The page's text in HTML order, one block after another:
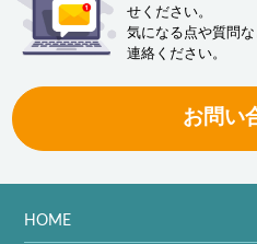
せください。
気になる点や質問
連絡ください。
お問い
HOME